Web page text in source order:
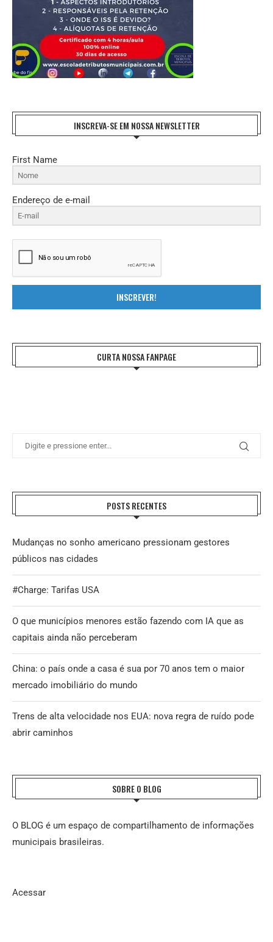
INSCREVA-SE EM NOSSA NEWSLETTER
First Name
Endereço de e-mail
INSCREVER!
CURTA NOSSA FANPAGE
POSTS RECENTES
Mudanças no sonho americano pressionam gestores
públicos nas cidades
#Charge: Tarifas USA
O que municípios menores estão fazendo com IA que as
capitais ainda não perceberam
China: o país onde a casa é sua por 70 anos tem o maior
mercado imobiliário do mundo
Trens de alta velocidade nos EUA: nova regra de ruído pode
abrir caminhos
SOBRE O BLOG
O BLOG é um espaço de compartilhamento de informações
municipais brasileiras.
Acessar